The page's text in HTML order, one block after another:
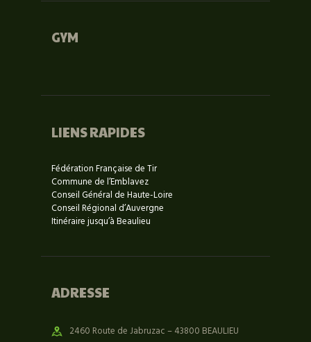
GYM
LIENS RAPIDES
Fédération Française de Tir
Commune de l’Emblavez
Conseil Général de Haute-Loire
Conseil Régional d’Auvergne
Itinéraire jusqu’à Beaulieu
ADRESSE
2460 Route de Jabruzac – 43800 BEAULIEU